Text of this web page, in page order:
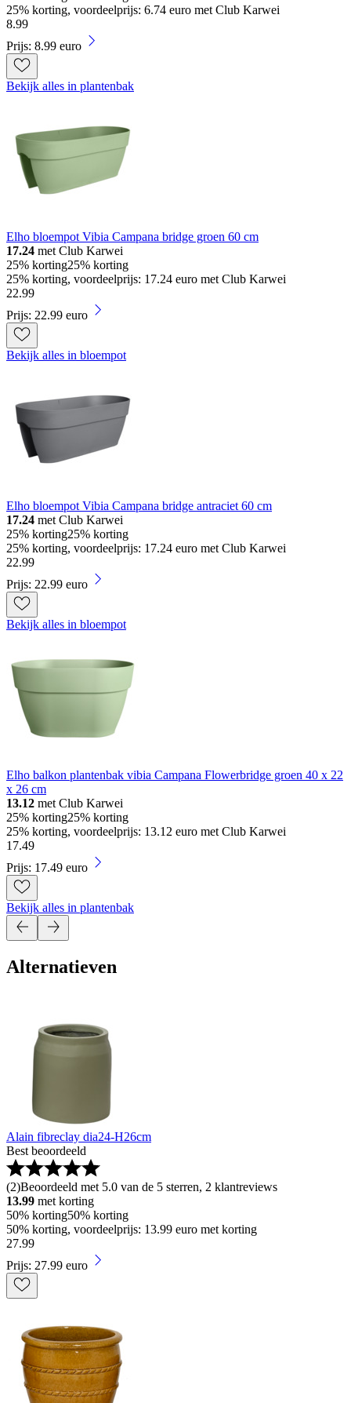
25% korting, voordeelprijs: 6.74 euro met Club Karwei
8.99
Prijs: 8.99 euro
Bekijk alles in plantenbak
Elho bloempot Vibia Campana bridge groen 60 cm
17.24 met Club Karwei
25% korting25% korting
25% korting, voordeelprijs: 17.24 euro met Club Karwei
22.99
Prijs: 22.99 euro
Bekijk alles in bloempot
Elho bloempot Vibia Campana bridge antraciet 60 cm
17.24 met Club Karwei
25% korting25% korting
25% korting, voordeelprijs: 17.24 euro met Club Karwei
22.99
Prijs: 22.99 euro
Bekijk alles in bloempot
Elho balkon plantenbak vibia Campana Flowerbridge groen 40 x 22
x 26 cm
13.12 met Club Karwei
25% korting25% korting
25% korting, voordeelprijs: 13.12 euro met Club Karwei
17.49
Prijs: 17.49 euro
Bekijk alles in plantenbak
Alternatieven
Alain fibreclay dia24-H26cm
Best beoordeeld
(2)Beoordeeld met 5.0 van de 5 sterren, 2 klantreviews
13.99 met korting
50% korting50% korting
50% korting, voordeelprijs: 13.99 euro met korting
27.99
Prijs: 27.99 euro